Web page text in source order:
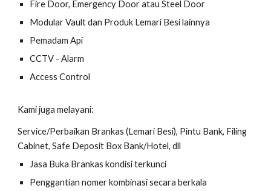
Fire Door, Emergency Door atau Steel Door
Modular Vault dan Produk Lemari Besi lainnya
Pemadam Api
CCTV - Alarm
Access Control
Kami juga melayani:
Service/Perbaikan Brankas (Lemari Besi), Pintu Bank, Filing
Cabinet, Safe Deposit Box Bank/Hotel, dll
Jasa Buka Brankas kondisi terkunci
Penggantian nomer kombinasi secara berkala